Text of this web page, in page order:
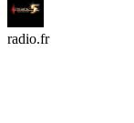
radio.fr